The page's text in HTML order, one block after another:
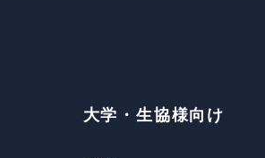
大学・生協様向け